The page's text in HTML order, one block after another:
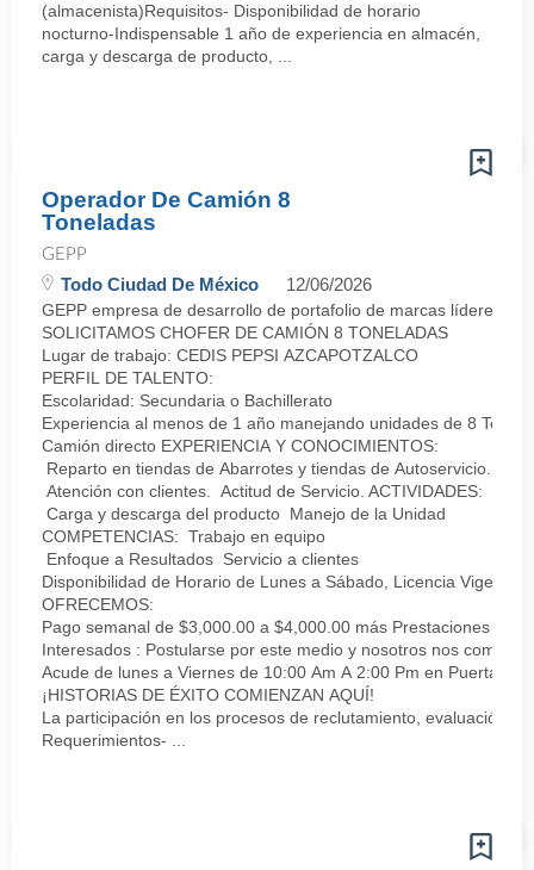
(almacenista)Requisitos- Disponibilidad de horario
nocturno-Indispensable 1 año de experiencia en almacén,
carga y descarga de producto, ...
Operador De Camión 8
Toneladas
GEPP
Todo Ciudad De México 12/06/2026
GEPP empresa de desarrollo de portafolio de marcas líderes
SOLICITAMOS CHOFER DE CAMIÓN 8 TONELADAS
Lugar de trabajo: CEDIS PEPSI AZCAPOTZALCO
PERFIL DE TALENTO:
Escolaridad: Secundaria o Bachillerato
Experiencia al menos de 1 año manejando unidades de 8
Camión directo EXPERIENCIA Y CONOCIMIENTOS:
Reparto en tiendas de Abarrotes y tiendas de Autoservicio.
Atención con clientes. Actitud de Servicio. ACTIVIDADES:
Carga y descarga del producto Manejo de la Unidad
COMPETENCIAS: Trabajo en equipo
Enfoque a Resultados Servicio a clientes
Disponibilidad de Horario de Lunes a Sábado, Licencia Vigente
OFRECEMOS:
Pago semanal de $3,000.00 a $4,000.00 más Prestaciones
Interesados : Postularse por este medio y nosotros nos
Acude de lunes a Viernes de 10:00 Am A 2:00 Pm en Puerta 1
¡HISTORIAS DE ÉXITO COMIENZAN AQUÍ!
La participación en los procesos de reclutamiento, evaluación,
Requerimientos- ...